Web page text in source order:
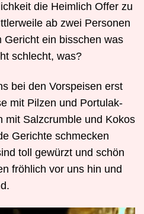
die Heimlich Offer zu
ab zwei Personen
Gericht ein bisschen was
schlecht, was?
bei den Vorspeisen erst
mit Pilzen und Portulak-
mit Salzcrumble und Kokos
Gerichte schmecken
toll gewürzt und schön
fröhlich vor uns hin und